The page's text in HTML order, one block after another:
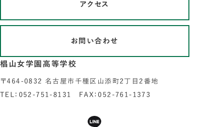
アクセス
お問い合わせ
椙山女学園高等学校
〒464-0832 名古屋市千種区山添町2丁目2番地
TEL：052-751-8131 FAX：052-761-1373